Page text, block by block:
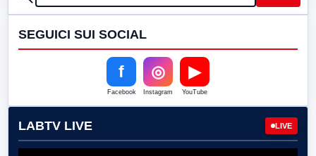
SEGUICI SUI SOCIAL
f
Facebook
◎
Instagram
▶
YouTube
LABTV LIVE LIVE